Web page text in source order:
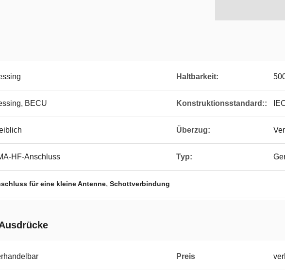
Haltbarkeit:
BECU Konstruktionsstandard::
Überzug:
HF-Anschluss Typ:
für eine kleine Antenne, Schottverbindung
Preis